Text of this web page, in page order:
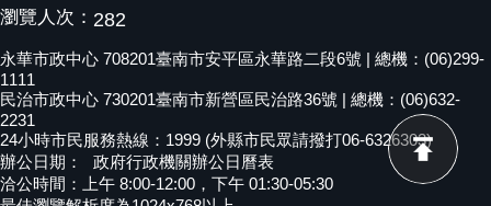
瀏覽人次： 282
永華市政中心 708201臺南市安平區永華路二段6號 | 總機：(06)299-
1111
民治市政中心 730201臺南市新營區民治路36號 | 總機：(06)632-
2231
24小時市民服務熱線：1999 (外縣市民眾請撥打06-6326303)
辦公日期：
政府行政機關辦公日曆表
洽公時間：上午 8:00-12:00，下午 01:30-05:30